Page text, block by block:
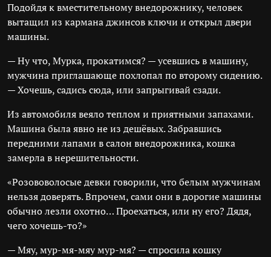
Подойдя к вместительному внедорожнику, человек
вытащил из кармана джинсов ключи и открыл двери
машины.
— Ну что, Мурка, прокатимся? — усевшись в машину,
мужчина приглашающе похлопал по второму сидению.
— Хочешь, садись сюда, или запрыгивай сзади.
Из автомобиля веяло теплом и приятными запахами.
Машина была явно не из дешёвых. Забравшись
передними лапами в салон внедорожника, кошка
замерла в нерешительности.
«Розововолосые девки говорили, что белым мужчинам
нельзя доверять. Впрочем, сами они в дорогие машины
обычно лезли охотно… Проехаться, или ну его? Дядя,
чего хочешь-то?»
— Мяу, мур-мя-мяу мур-мя? — спросила кошку